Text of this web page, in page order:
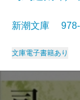
新潮文庫
文庫電子書籍あり